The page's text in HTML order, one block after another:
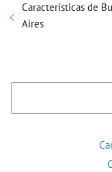
Características de
Aires